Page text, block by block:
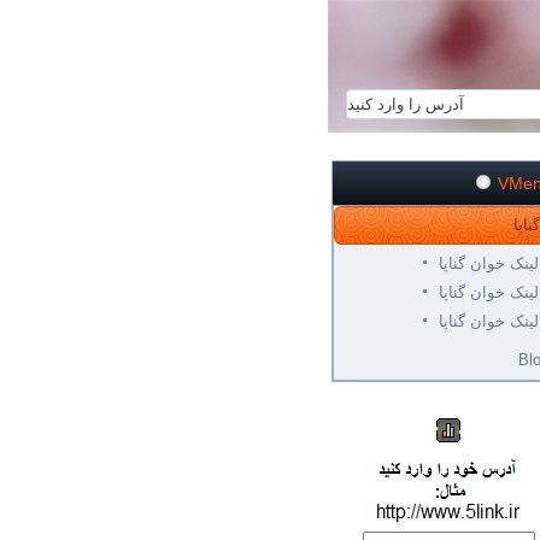
لینک خوان گناپا
لینک خوان گناپا
لینک خوان گناپا